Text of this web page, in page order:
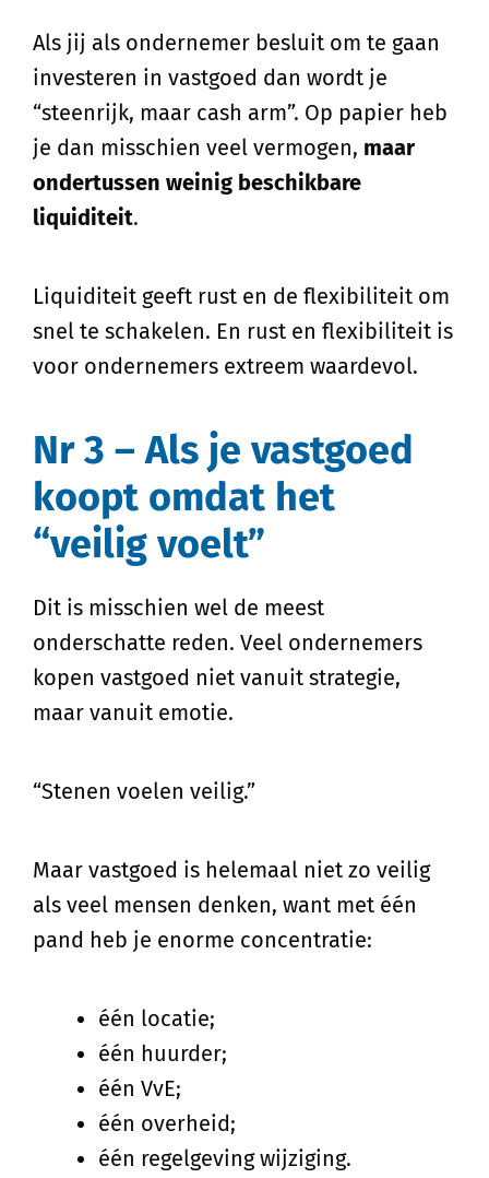
Als jij als ondernemer besluit om te gaan
investeren in vastgoed dan wordt je
“steenrijk, maar cash arm”. Op papier heb
je dan misschien veel vermogen, maar
ondertussen weinig beschikbare
liquiditeit.
Liquiditeit geeft rust en de flexibiliteit om
snel te schakelen. En rust en flexibiliteit is
voor ondernemers extreem waardevol.
Nr 3 – Als je vastgoed
koopt omdat het
“veilig voelt”
Dit is misschien wel de meest
onderschatte reden. Veel ondernemers
kopen vastgoed niet vanuit strategie,
maar vanuit emotie.
“Stenen voelen veilig.”
Maar vastgoed is helemaal niet zo veilig
als veel mensen denken, want met één
pand heb je enorme concentratie:
één locatie;
één huurder;
één VvE;
één overheid;
één regelgeving wijziging.